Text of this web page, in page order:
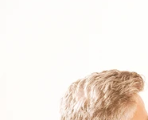
Informationen
Für Patienten